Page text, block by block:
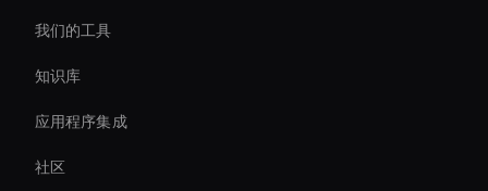
我们的工具
知识库
应用程序集成
社区